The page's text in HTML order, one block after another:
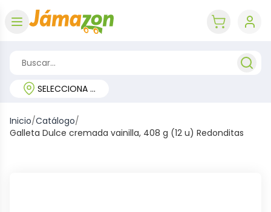
SELECCIONA TU REGIÓN
Inicio/Catálogo/
Galleta Dulce cremada vainilla, 408 g (12 u) Redonditas